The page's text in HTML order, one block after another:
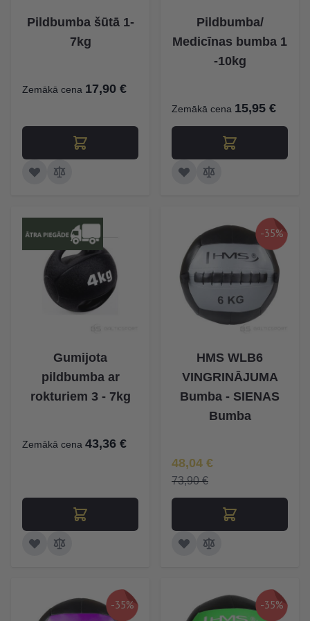
Pildbumba šūtā 1-
7kg
Zemākā cena 17,90 €
Pildbumba/
Medicīnas bumba 1
-10kg
Zemākā cena 15,95 €
Gumijota
pildbumba ar
rokturiem 3 - 7kg
Zemākā cena 43,36 €
-35%
HMS WLB6
VINGRINĀJUMA
Bumba - SIENAS
Bumba
Īpaša Cena
48,04 €
73,90 €
-35% -35%